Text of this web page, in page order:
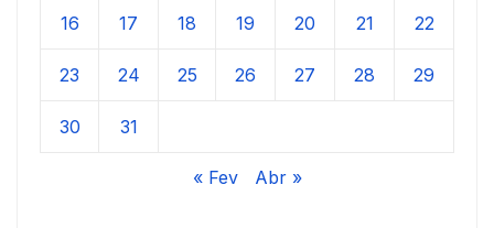
16 17 18 19 20 21 22
23 24 25 26 27 28 29
30 31
« Fev Abr »